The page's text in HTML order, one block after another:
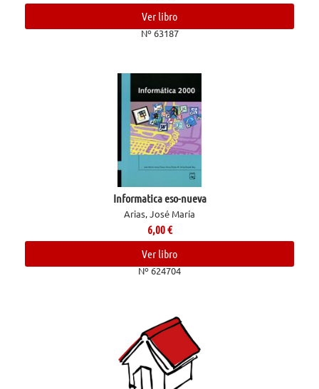
Ver libro
Nº 63187
Informatica eso-nueva
Arias, José María
6,00€
Ver libro
Nº 624704